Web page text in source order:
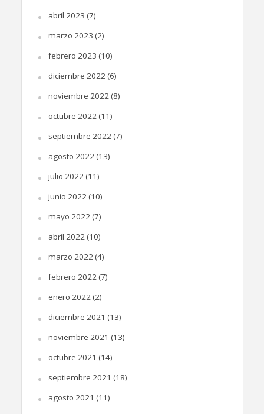
abril 2023 (7)
marzo 2023 (2)
febrero 2023 (10)
diciembre 2022(6)
noviembre 2022(8)
octubre 2022(11)
septiembre 2022(7)
agosto 2022(13)
julio 2022(11)
junio 2022(10)
mayo 2022(7)
abril 2022(10)
marzo 2022(4)
febrero 2022(7)
enero 2022(2)
diciembre 2021 (13)
noviembre 2021 (13)
octubre 2021 (14)
septiembre 2021 (18)
agosto 2021 (11)